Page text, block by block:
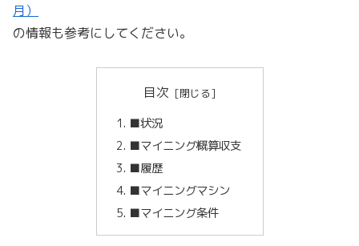
月）
の情報も参考にしてください。
目次
■状況
■マイニング概算収支
■履歴
■マイニングマシン
■マイニング条件